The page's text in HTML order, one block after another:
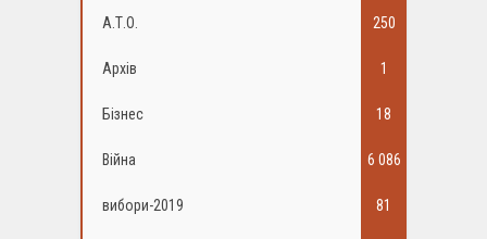
А.Т.О. 250
Архів 1
Бізнес 18
Війна 6 086
вибори-2019 81